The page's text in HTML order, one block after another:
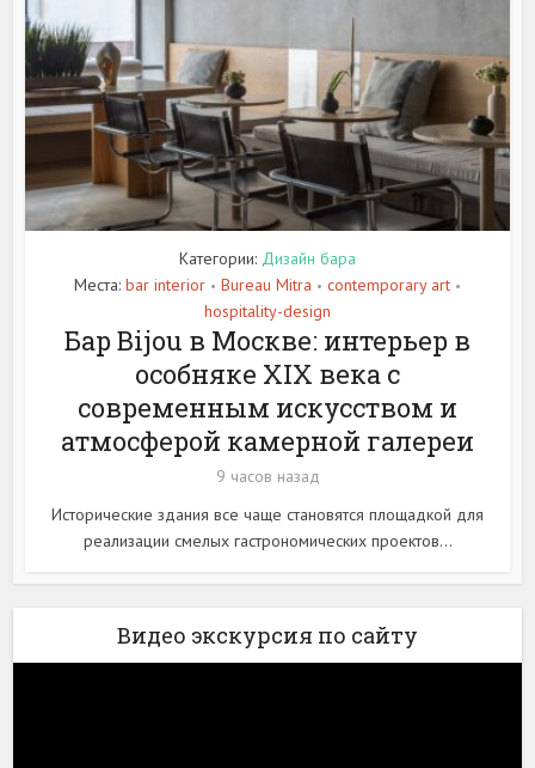
Категории: Дизайн бара
Места: bar interior • Bureau Mitra • contemporary art •
hospitality-design
Бар Bijou в Москве: интерьер в
особняке XIX века с
современным искусством и
атмосферой камерной галереи
9 часов назад
Исторические здания все чаще становятся площадкой для
реализации смелых гастрономических проектов...
Видео экскурсия по сайту